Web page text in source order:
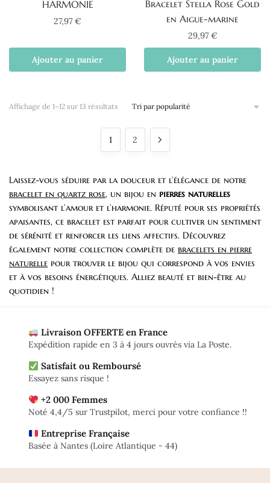
HARMONIE
27,97€
Ajouter au panier
Bracelet Stella Rose Gold
en Aigue-marine
29,97€
Ajouter au panier
Affichage de 1–12 sur 13 résultats
popularité
1 2
Laissez-vous séduire par la douceur et l’élégance de notre
bracelet en quartz rose, un bijou en pierres naturelles
symbolisant l’amour et l’harmonie. Réputé pour ses propriétés
apaisantes, ce bracelet est parfait pour cultiver un sentiment
de sérénité et renforcer les liens affectifs. Découvrez
également notre collection complète de bracelets en pierre
naturelle pour trouver le bijou qui correspond à vos envies
et à vos besoins énergétiques. Alliez beauté et bien-être au
quotidien !
Livraison OFFERTE en France
Expédition rapide en 3 à 4 jours ouvrés via La Poste.
Satisfait ou Remboursé
Essayez sans risque !
+2 000 Femmes
Noté 4,4/5 sur Trustpilot, merci pour votre confiance !!
Entreprise Française
Basée à Nantes (Loire Atlantique - 44)